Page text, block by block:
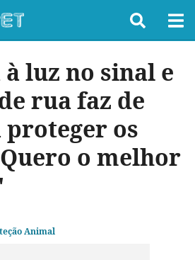
à luz no sinal e
rua faz de
os
o melhor
Animal